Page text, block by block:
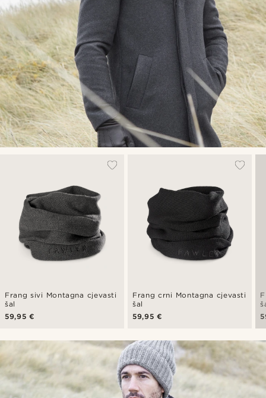
Frang sivi Montagna cjevasti
šal
59,95 €
Frang crni Montagna cjevasti
šal
59,95 €